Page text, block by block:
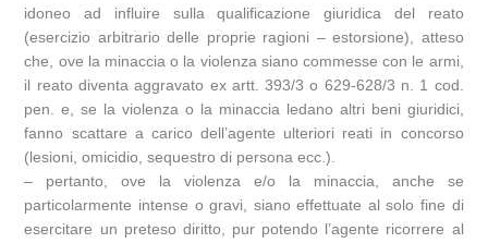
idoneo ad influire sulla qualificazione giuridica del reato
(esercizio arbitrario delle proprie ragioni – estorsione), atteso
che, ove la minaccia o la violenza siano commesse con le armi,
il reato diventa aggravato ex artt. 393/3 o 629-628/3 n. 1 cod.
pen. e, se la violenza o la minaccia ledano altri beni giuridici,
fanno scattare a carico dell’agente ulteriori reati in concorso
(lesioni, omicidio, sequestro di persona ecc.).
– pertanto, ove la violenza e/o la minaccia, anche se
particolarmente intense o gravi, siano effettuate al solo fine di
esercitare un preteso diritto, pur potendo l’agente ricorrere al